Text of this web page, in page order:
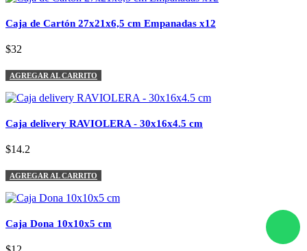
Caja de Cartón 27x21x6,5 cm Empanadas x12
$32
AGREGAR AL CARRITO
Caja delivery RAVIOLERA - 30x16x4.5 cm
$14.2
AGREGAR AL CARRITO
Caja Dona 10x10x5 cm